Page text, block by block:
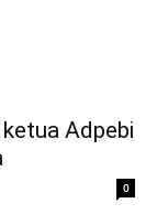
Adpebi
0